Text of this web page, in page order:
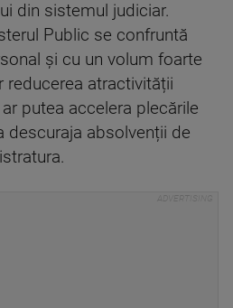
din sistemul judiciar.
Public se confruntă
și cu un volum foarte
reducerea atractivității
putea accelera plecările
descuraja absolvenții de